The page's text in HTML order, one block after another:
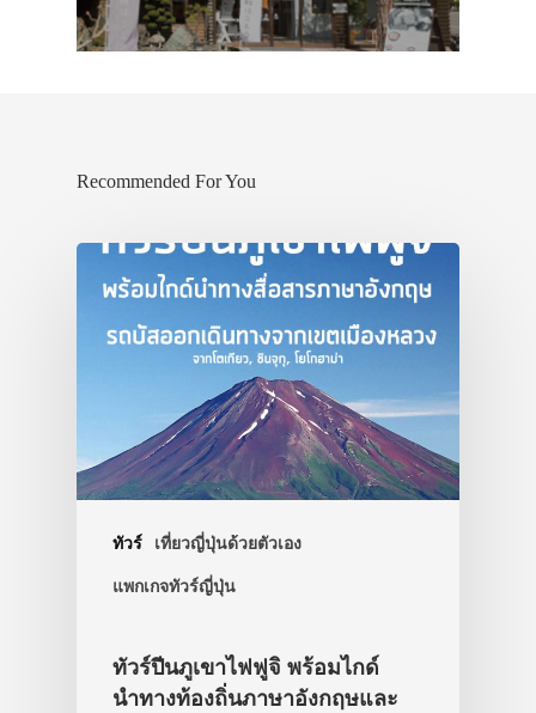
Recommended For You
ทัวร์ เที่ยวญี่ปุ่นด้วยตัวเอง
แพกเกจทัวร์ญี่ปุ่น
ทัวร์ปีนภูเขาไฟฟูจิ พร้อมไกด์
นำทางท้องถิ่นภาษาอังกฤษและ
ประเทศญี่ปุ่น
ทัวร์
ที่พัก
สาระน่ารู้
VIDEO
ภาพประทับใจ